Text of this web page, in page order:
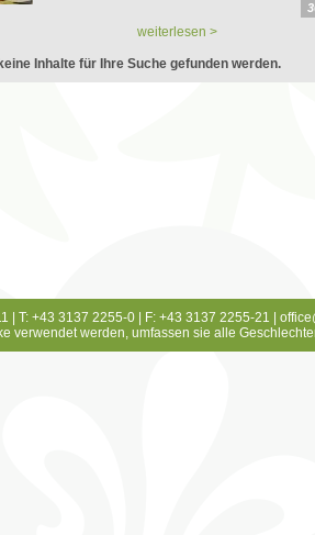
weiterlesen >
Inhalte für Ihre Suche gefunden werden.
| T: +43 3137 2255-0 | F: +43 3137 2255-21 |
verwendet werden, umfassen sie alle